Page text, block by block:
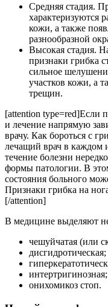
Средняя стадия.
характеризуются
кожи, а также
разнообразной
Высокая стадия.
признаки грибка
сильное
участков кожи, а
трещин.
[attention type=red]Если
и лечение напрямую
врачу. Как бороться с
лечащий врач в каждом
течение болезни
формы патологии. В
состояния больного
Признаки грибка на
[/attention]
В медицине выделяют
чешуйчатая (или
дисгидротическая;
интертригинозная;
онихомикоз стоп.